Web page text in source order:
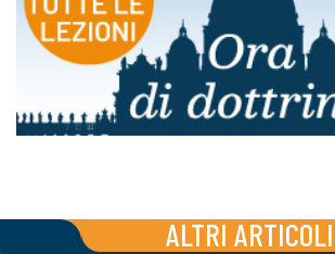
ALTRI ARTICOLI